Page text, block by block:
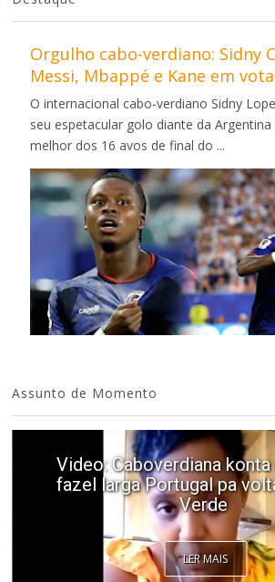
Orgulho cabo-verdiano: Sidny
Messi, Mbappé e Kane em
O internacional cabo-verdiano Sidny
seu espetacular golo diante da
melhor dos 16 avos de final do ...
Assunto de Momento
Video: Caboverdiana
fazel larga Portugal pa
Verde
LER MAIS